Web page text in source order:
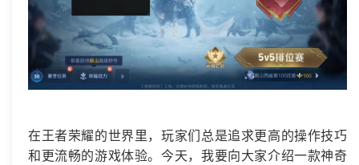
在王者荣耀的世界里，玩家们总是追求更高的操作技巧
和更流畅的游戏体验。今天，我要向大家介绍一款神奇